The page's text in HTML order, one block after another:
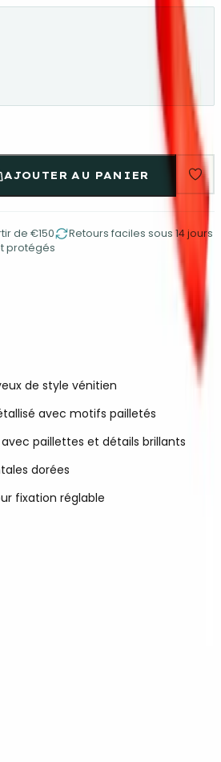
AJOUTER AU PANIER
de €150
Retours faciles sous 14 jours
protégés
de style vénitien
avec motifs pailletés
paillettes et détails brillants
dorées
fixation réglable